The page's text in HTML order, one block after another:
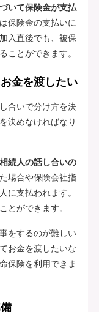
いて保険金が支払
保険金の支払いに
入直後でも、被保
ことができます。
金を渡したい
合いで分け方を決
決めなければなり
続人の話し合いの
場合や保険会社指
に支払われます。
とができます。
をするのが難しい
お金を渡したいな
保険を利用できま